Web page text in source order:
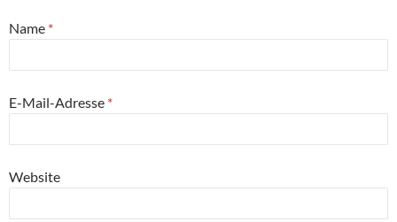
Name *
E-Mail-Adresse *
Website